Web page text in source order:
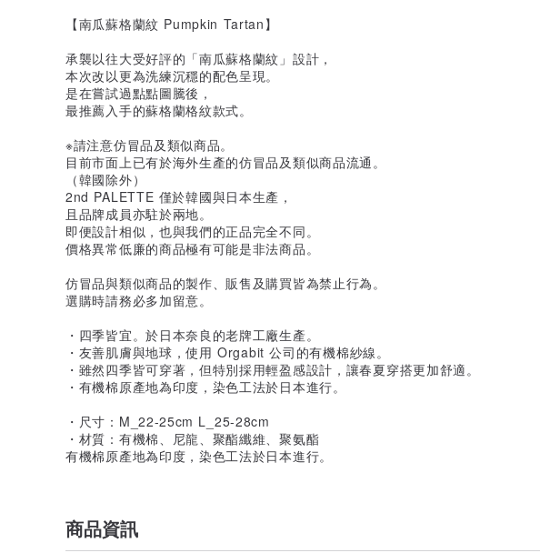
【南瓜蘇格蘭紋 Pumpkin Tartan】
承襲以往大受好評的「南瓜蘇格蘭紋」設計，
本次改以更為洗練沉穩的配色呈現。
是在嘗試過點點圖騰後，
最推薦入手的蘇格蘭格紋款式。
※請注意仿冒品及類似商品。
目前市面上已有於海外生產的仿冒品及類似商品流通。
（韓國除外）
2nd PALETTE 僅於韓國與日本生產，
且品牌成員亦駐於兩地。
即便設計相似，也與我們的正品完全不同。
價格異常低廉的商品極有可能是非法商品。
仿冒品與類似商品的製作、販售及購買皆為禁止行為。
選購時請務必多加留意。
・四季皆宜。於日本奈良的老牌工廠生產。
・友善肌膚與地球，使用 Orgabit 公司的有機棉紗線。
・雖然四季皆可穿著，但特別採用輕盈感設計，讓春夏穿搭更加舒適。
・有機棉原產地為印度，染色工法於日本進行。
・尺寸：M_22-25cm L_25-28cm
・材質：有機棉、尼龍、聚酯纖維、聚氨酯
有機棉原產地為印度，染色工法於日本進行。
商品資訊